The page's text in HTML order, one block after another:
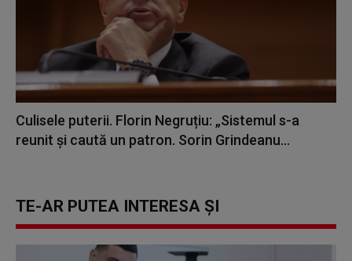
Culisele puterii. Florin Negruțiu: „Sistemul s-a
reunit și caută un patron. Sorin Grindeanu...
TE-AR PUTEA INTERESA ȘI